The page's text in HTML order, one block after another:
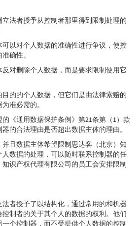
法者授予从控制者那里得到限制处理的
以对个人数据的准确性进行争议，使控
确性。
对删除个人数据，而是要求限制使用它
的的个人数据，但它们是由法律索赔的
准必需的。
《通用数据保护条例》第21条第（1）款
的合法理由是否超出数据主体的理由。
且数据主体希望限制思达客（北京）知
数据的处理，可以随时联系控制器的任
识产权代理有限公司的员工会安排限制
者授予了以结构化，通过常用的和机器
制者的关于其个人的数据的权利。他们
个控制器，而不受提供个人数据的控制